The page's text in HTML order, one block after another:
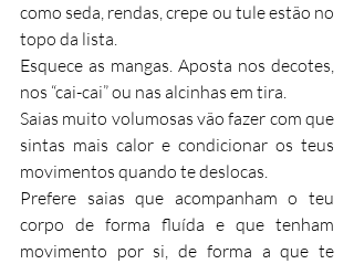
como seda, rendas, crepe ou tule estão no
topo da lista.
Esquece as mangas. Aposta nos decotes,
nos “cai-cai” ou nas alcinhas em tira.
Saias muito volumosas vão fazer com que
sintas mais calor e condicionar os teus
movimentos quando te deslocas.
Prefere saias que acompanham o teu
corpo de forma fluída e que tenham
movimento por si, de forma a que te